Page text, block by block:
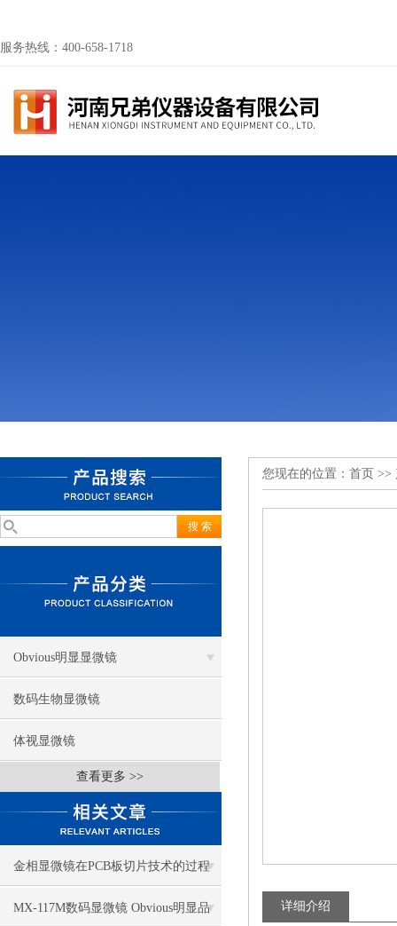
服务热线：400-658-1718
Obvious明显显微镜
数码生物显微镜
体视显微镜
查看更多 >>
金相显微镜在PCB板切片技术的过程
控制中的作用
MX-117M数码显微镜 Obvious明显品
您现在的位置： 首页 >>
详细介绍